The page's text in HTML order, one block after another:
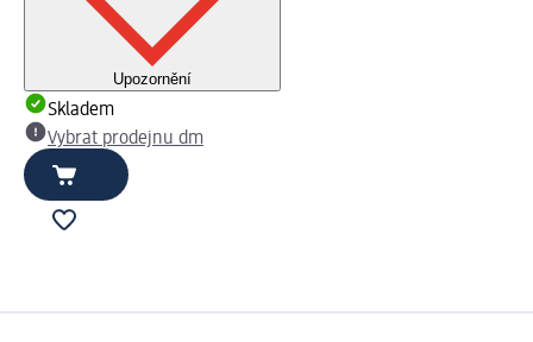
Upozornění
Skladem
Vybrat prodejnu dm